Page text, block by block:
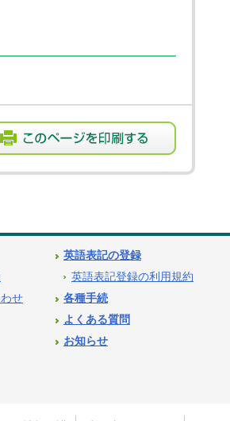
せ
英語表記の登録
英語表記登録の利用規約
各種手続
よくある質問
お知らせ